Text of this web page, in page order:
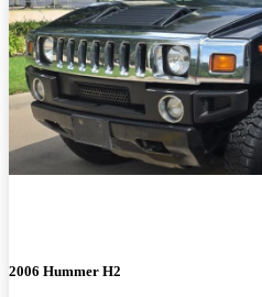
2006 Hummer H2